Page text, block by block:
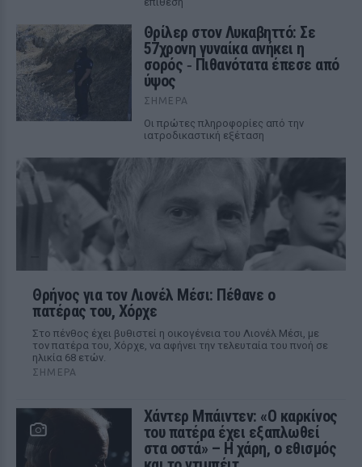
Θρίλερ στον Λυκαβηττό: Σε
57χρονη γυναίκα ανήκει η
σορός ‑ Πιθανότατα έπεσε από
ύψος
ΣΉΜΕΡΑ
Οι πρώτες πληροφορίες από την
ιατροδικαστική εξέταση
Θρήνος για τον Λιονέλ Μέσι: Πέθανε ο
πατέρας του, Χόρχε
Στο πένθος έχει βυθιστεί η οικογένεια του Λιονέλ Μέσι, με
τον πατέρα του, Χόρχε, να αφήνει την τελευταία του πνοή σε
ηλικία 68 ετών.
ΣΉΜΕΡΑ
Χάντερ Μπάιντεν: «Ο καρκίνος
του πατέρα έχει εξαπλωθεί
στα οστά» – Η χάρη, ο εθισμός